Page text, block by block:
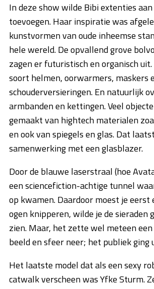
In deze show wilde Bibi extenties
toevoegen. Haar inspiratie was
kunstvormen van oude inheemse
hele wereld. De opvallend grove
zagen er futuristisch en organisch
soort helmen, oorwarmers, maskers
schouderversieringen. En natuurlijk
armbanden en kettingen. Veel
gemaakt van hightech materialen
en ook van spiegels en glas. Dat
samenwerking met een glasblazer.
Door de blauwe laserstraal (hoe
een sciencefiction-achtige tunnel
op kwamen. Daardoor moest je eerst
ogen knipperen, wilde je de sieraden
zien. Maar, het zette wel meteen
beeld en sfeer neer; het publiek ging
Het laatste model dat als een sexy
catwalk verscheen was Yfke Sturm.